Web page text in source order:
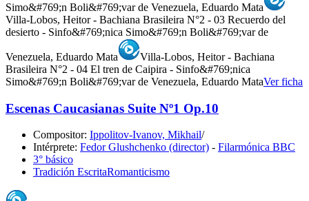
Simo&#769;n Boli&#769;var de Venezuela, Eduardo Mata
Villa-Lobos, Heitor - Bachiana Brasileira N°2 - 03 Recuerdo del
desierto - Sinfo&#769;nica Simo&#769;n Boli&#769;var de
Venezuela, Eduardo Mata
Villa-Lobos, Heitor - Bachiana
Brasileira N°2 - 04 El tren de Caipira - Sinfo&#769;nica
Simo&#769;n Boli&#769;var de Venezuela, Eduardo MataVer ficha
Escenas Caucasianas Suite Nº1 Op.10
Compositor: Ippolitov-Ivanov, Mikhail/
Intérprete: Fedor Glushchenko (director) - Filarmónica BBC
3° básico
Tradición EscritaRomanticismo